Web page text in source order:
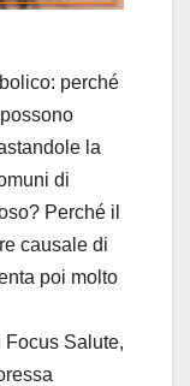
perché
la
di
Perché il
causale di
poi molto
Salute,